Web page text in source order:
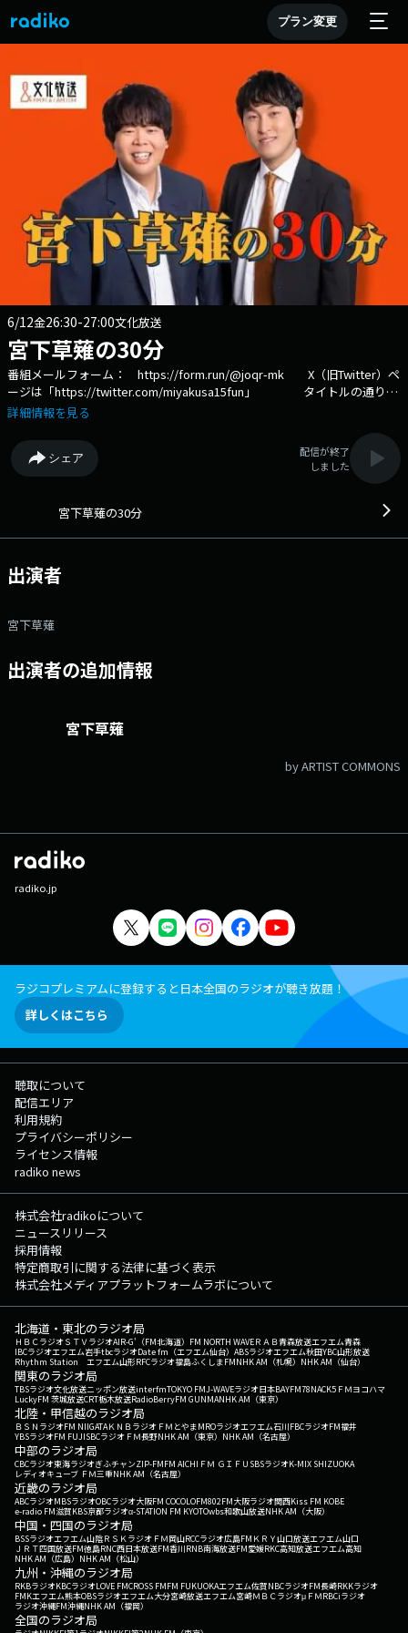
プラン変更
6/12金26:30-27:00文化放送
宮下草薙の30分
番組メールフォーム： https://form.run/@joqr-mk X（旧Twitter）ペ
ージは「https://twitter.com/miyakusa15fun」 タイトルの通り、
宮下草薙の2人が持ち寄ったテーマでトークする30分番組です。 文
Twitter）ハッシュタグは「#文化放送」 文化放送公式facebookページ
は 「https://www.facebook.com/1134joqr」 文化放送公式LINEは
「@joqr_916」
詳細情報を見る
シェア
配信が終了
しました
宮下草薙の30分
出演者
宮下草薙
出演者の追加情報
宮下草薙
by ARTIST COMMONS
radiko.jp
ラジコプレミアムに登録すると日本全国のラジオが聴き放題！
詳しくはこちら
聴取について
配信エリア
利用規約
プライバシーポリシー
ライセンス情報
radiko news
株式会社radikoについて
ニュースリリース
採用情報
特定商取引に関する法律に基づく表示
株式会社メディアプラットフォームラボについて
北海道・東北のラジオ局
ＨＢＣラジオＳＴＶラジオAIR-G'（FM北海道） FM NORTH WAVEＲＡＢ青森放送エフエム青森
IBCラジオエフエム岩手tbcラジオDate fm（エフエム仙台） ABSラジオエフエム秋田YBC山形放送
Rhythm Station エフエム山形RFCラジオ福島ふくしまFMNHK AM（札幌） NHK AM（仙台）
関東のラジオ局
TBSラジオ文化放送ニッポン放送interfmTOKYO FMJ-WAVEラジオ日本BAYFM78NACK5 ＦＭヨコハマ
LuckyFM 茨城放送CRT栃木放送RadioBerryFM GUNMANHK AM（東京）
北陸・甲信越のラジオ局
ＢＳＮラジオFM NIIGATAＫＮＢラジオ ＦＭとやまMROラジオエフエム石川FBCラジオFM福井
YBSラジオFM FUJISBCラジオ ＦＭ長野NHK AM（東京） NHK AM（名古屋）
中部のラジオ局
CBCラジオ東海ラジオぎふチャンZIP-FMFM AICHI ＦＭ ＧＩＦＵ SBSラジオK-MIX SHIZUOKA
レディオキューブ ＦＭ三重NHK AM（名古屋）
近畿のラジオ局
ABCラジオMBSラジオOBCラジオ大阪FM COCOLOFM802FM大阪ラジオ関西Kiss FM KOBE
e-radio FM滋賀KBS京都ラジオα-STATION FM KYOTOwbs和歌山放送NHK AM（大阪）
中国・四国のラジオ局
BSSラジオエフエム山陰ＲＳＫラジオ ＦＭ岡山RCCラジオ広島FM ＫＲＹ山口放送エフエム山口
ＪＲＴ四国放送FM徳島RNC西日本放送FM香川RNB南海放送FM愛媛RKC高知放送エフエム高知
NHK AM（広島） NHK AM（松山）
九州・沖縄のラジオ局
RKBラジオKBCラジオLOVE FMCROSS FMFM FUKUOKAエフエム佐賀NBCラジオFM長崎RKKラジオ
FMKエフエム熊本OBSラジオエフエム大分宮崎放送エフエム宮崎ＭＢＣラジオμＦＭRBCiラジオ
ラジオ沖縄FM沖縄NHK AM（福岡）
全国のラジオ局